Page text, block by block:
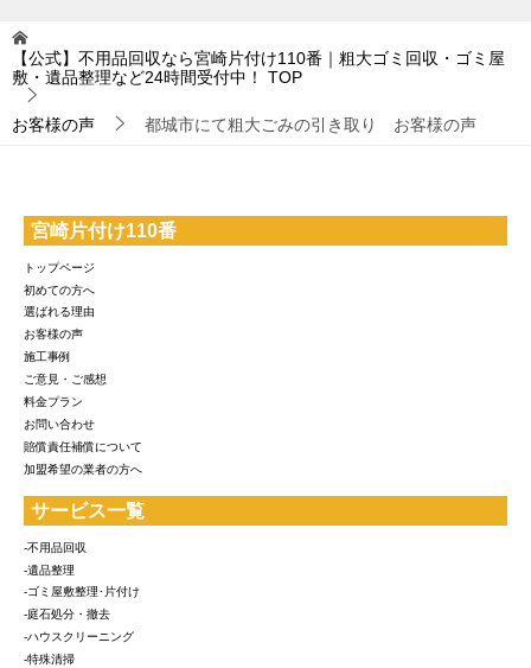
【公式】不用品回収なら宮崎片付け110番｜粗大ゴミ回収・ゴミ屋
敷・遺品整理など24時間受付中！
TOP
お客様の声 都城市にて粗大ごみの引き取り お客様の声
宮崎片付け110番
トップページ
初めての方へ
選ばれる理由
お客様の声
施工事例
ご意見・ご感想
料金プラン
お問い合わせ
賠償責任補償について
加盟希望の業者の方へ
サービス一覧
-不用品回収
-遺品整理
-ゴミ屋敷整理･片付け
-庭石処分・撤去
-ハウスクリーニング
-特殊清掃